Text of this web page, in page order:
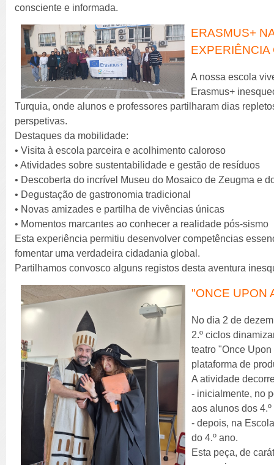
consciente e informada.
ERASMUS+
EXPERIÊNCIA
A nossa escola
Erasmus+
Turquia, onde alunos e professores partilharam dias
perspetivas.
Destaques da mobilidade:
• Visita à escola parceira e acolhimento caloroso
• Atividades sobre sustentabilidade e gestão de resíduos
• Descoberta do incrível Museu do Mosaico de Zeugma e
• Degustação de gastronomia tradicional
• Novas amizades e partilha de vivências únicas
• Momentos marcantes ao conhecer a realidade pós-sismo
Esta experiência permitiu desenvolver competências
fomentar uma verdadeira cidadania global.
Partilhamos convosco alguns registos desta aventura
"ONCE UPON
No dia 2 de
2.º ciclos
teatro "Once
plataforma de
A atividade
- inicialmente, no
aos alunos dos 4.º
- depois, na
do 4.º ano.
Esta peça, de